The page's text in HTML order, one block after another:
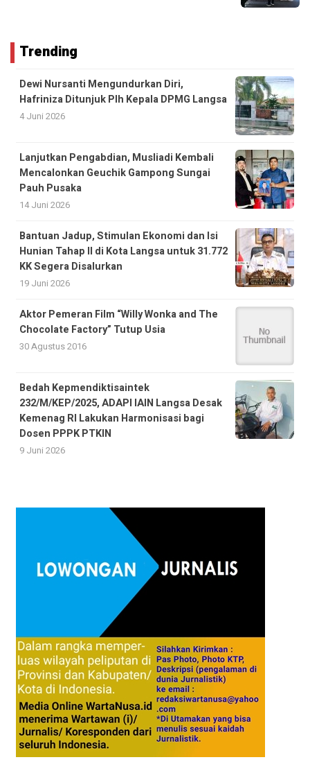
Trending
Dewi Nursanti Mengundurkan Diri,
Hafriniza Ditunjuk Plh Kepala DPMG Langsa
4 Juni 2026
Lanjutkan Pengabdian, Musliadi Kembali
Mencalonkan Geuchik Gampong Sungai
Pauh Pusaka
14 Juni 2026
Bantuan Jadup, Stimulan Ekonomi dan Isi
Hunian Tahap II di Kota Langsa untuk 31.772
KK Segera Disalurkan
19 Juni 2026
Aktor Pemeran Film “Willy Wonka and The
Chocolate Factory” Tutup Usia
30 Agustus 2016
Bedah Kepmendiktisaintek
232/M/KEP/2025, ADAPI IAIN Langsa Desak
Kemenag RI Lakukan Harmonisasi bagi
Dosen PPPK PTKIN
9 Juni 2026